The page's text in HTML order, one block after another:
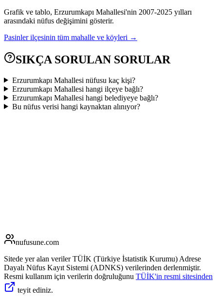
Grafik ve tablo, Erzurumkapı Mahallesi'nin 2007-2025 yılları
arasındaki nüfus değişimini gösterir.
Pasinler ilçesinin tüm mahalle ve köyleri →
SIKÇA SORULAN SORULAR
Erzurumkapı Mahallesi nüfusu kaç kişi?
Erzurumkapı Mahallesi hangi ilçeye bağlı?
Erzurumkapı Mahallesi hangi belediyeye bağlı?
Bu nüfus verisi hangi kaynaktan alınıyor?
nufusune.com
Sitede yer alan veriler TÜİK (Türkiye İstatistik Kurumu) Adrese
Dayalı Nüfus Kayıt Sistemi (ADNKS) verilerinden derlenmiştir.
Resmi kullanım için verilerin doğruluğunu TÜİK'in resmi sitesinden
teyit ediniz.